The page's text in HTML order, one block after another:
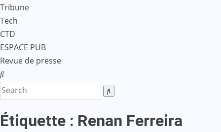
Tribune
Tech
CTD
ESPACE PUB
Revue de presse
Étiquette : Renan Ferreira